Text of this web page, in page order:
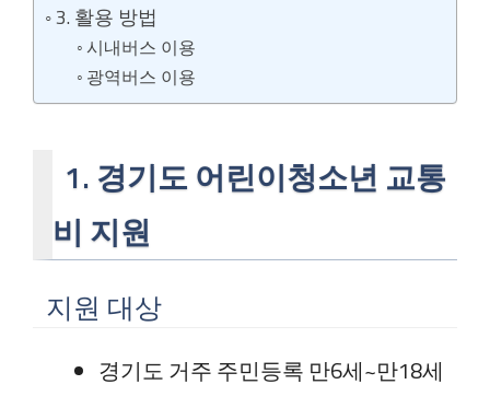
3. 활용 방법
시내버스 이용
광역버스 이용
1. 경기도 어린이청소년 교통
비 지원
지원 대상
경기도 거주 주민등록 만6세~만18세